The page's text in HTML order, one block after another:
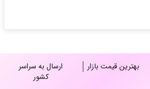
بهترین قیمت بازار
ارسال به سراسر
کشور